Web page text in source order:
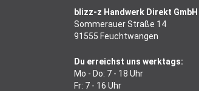
blizz-z Handwerk Direkt GmbH
Sommerauer Straße 14
91555 Feuchtwangen
Du erreichst uns werktags:
Mo - Do: 7 - 18 Uhr
Fr: 7 - 16 Uhr